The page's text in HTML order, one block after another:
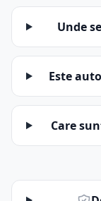
Unde
Este
Care